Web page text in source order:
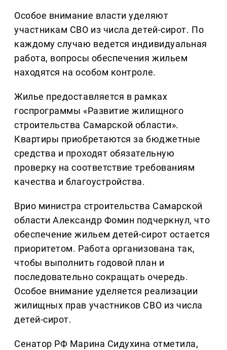
Особое внимание власти уделяют
участникам СВО из числа детей-сирот. По
каждому случаю ведется индивидуальная
работа, вопросы обеспечения жильем
находятся на особом контроле.
Жилье предоставляется в рамках
госпрограммы «Развитие жилищного
строительства Самарской области».
Квартиры приобретаются за бюджетные
средства и проходят обязательную
проверку на соответствие требованиям
качества и благоустройства.
Врио министра строительства Самарской
области Александр Фомин подчеркнул, что
обеспечение жильем детей-сирот остается
приоритетом. Работа организована так,
чтобы выполнить годовой план и
последовательно сокращать очередь.
Особое внимание уделяется реализации
жилищных прав участников СВО из числа
детей-сирот.
Сенатор РФ Марина Сидухина отметила,